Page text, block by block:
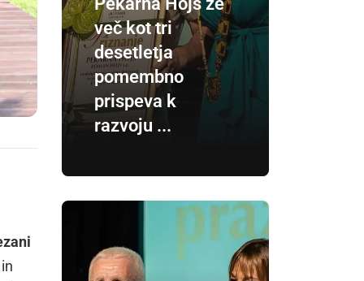
več kot tri
desetletja
pomembno
prispeva k
razvoju ...